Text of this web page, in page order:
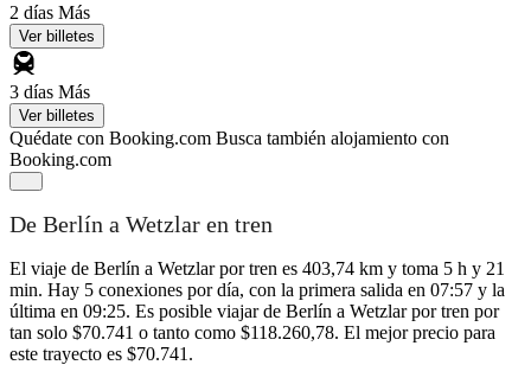
2 días Más
Ver billetes
3 días Más
Ver billetes
Quédate con Booking.com Busca también alojamiento con
Booking.com
De Berlín a Wetzlar en tren
El viaje de Berlín a Wetzlar por tren es 403,74 km y toma 5 h y 21
min. Hay 5 conexiones por día, con la primera salida en 07:57 y la
última en 09:25. Es posible viajar de Berlín a Wetzlar por tren por
tan solo $70.741 o tanto como $118.260,78. El mejor precio para
este trayecto es $70.741.